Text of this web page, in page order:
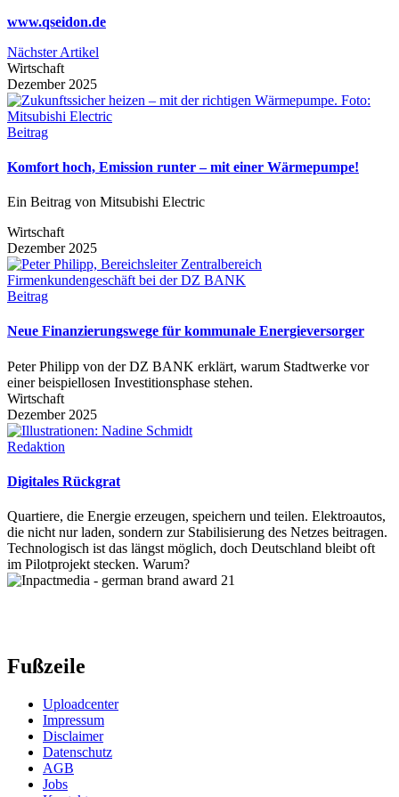
www.qseidon.de
Nächster Artikel
Wirtschaft
Dezember 2025
Beitrag
Komfort hoch, Emission runter – mit einer Wärmepumpe!
Ein Beitrag von Mitsubishi Electric
Wirtschaft
Dezember 2025
Beitrag
Neue Finanzierungswege für kommunale Energieversorger
Peter Philipp von der DZ BANK erklärt, warum Stadtwerke vor
einer beispiellosen Investitionsphase stehen.
Wirtschaft
Dezember 2025
Redaktion
Digitales Rückgrat
Quartiere, die Energie erzeugen, speichern und teilen. Elektroautos,
die nicht nur laden, sondern zur Stabilisierung des Netzes beitragen.
Technologisch ist das längst möglich, doch Deutschland bleibt oft
im Pilotprojekt stecken. Warum?
Fußzeile
Uploadcenter
Impressum
Disclaimer
Datenschutz
AGB
Jobs